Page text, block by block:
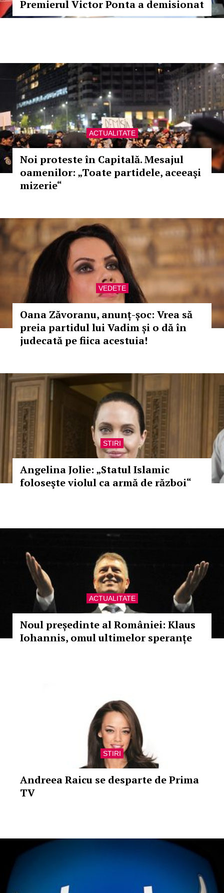
Premierul Victor Ponta a demisionat
ACTUALITATE
Noi proteste în Capitală. Mesajul
oamenilor: „Toate partidele, aceeaşi
mizerie“
VEDETE
Oana Zăvoranu, anunț-șoc: Vrea să
preia partidul lui Vadim și o dă în
judecată pe fiica acestuia!
STIRI
Angelina Jolie: „Statul Islamic
foloseşte violul ca armă de război“
ACTUALITATE
Noul președinte al României: Klaus
Iohannis, omul ultimelor speranțe
STIRI
Andreea Raicu se desparte de Prima
TV